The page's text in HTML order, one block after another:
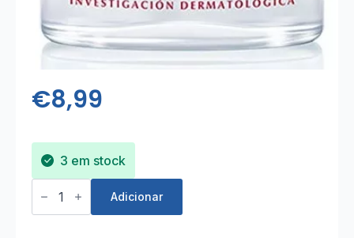
€8,99
3 em stock
Quantidade
de
Adicionar